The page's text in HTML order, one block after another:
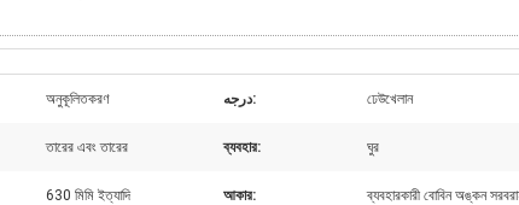
অনুকূলিতকরণ درجه: ঢেউখেলান
তারের এবং তারের ব্যবহার: ঘুর
630 মিমি ইত্যাদি আকার: ব্যবহারকারী বোবিন অঙ্কন